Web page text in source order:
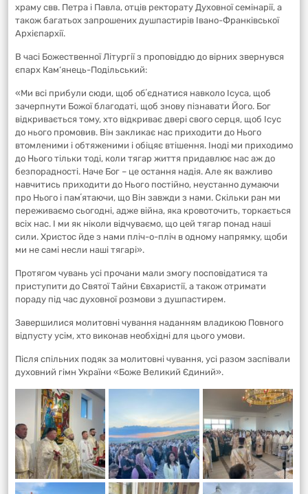
храму свв. Петра і Павла, отців ректорату Духовної семінарії, а
також багатьох запрошених душпастирів Івано-Франківської
Архієпархії.
В часі Божественної Літургії з проповіддю до вірних звернувся
єпарх Кам‘янець-Подільський:
«Ми всі прибули сюди, щоб обʼєднатися навколо Ісуса, щоб
зачерпнути Божої благодаті, щоб знову пізнавати Його. Бог
відкривається тому, хто відкриває двері свого серця, щоб Ісус
до нього промовив. Він закликає нас приходити до Нього
втомленими і обтяженими і обіцяє втішення. Іноді ми приходимо
до Нього тільки тоді, коли тягар життя придавлює нас аж до
безпорадності. Наче Бог – це остання надія. Але як важливо
навчитись приходити до Нього постійно, неустанно думаючи
про Нього і памʼятаючи, що Він завжди з нами. Скільки ран ми
переживаємо сьогодні, адже війна, яка кровоточить, торкається
всіх нас. І ми як ніколи відчуваємо, що цей тягар понад наші
сили. Христос йде з нами пліч-о-пліч в одному напрямку, щоби
ми не самі несли наші тягарі».
Протягом чувань усі прочани мали змогу посповідатися та
приступити до Святої Тайни Євхаристії, а також отримати
пораду під час духовної розмови з душпастирем.
Завершилися молитовні чування наданням владикою Повного
відпусту усім, хто виконав необхідні для цього умови.
Після спільних подяк за молитовні чування, усі разом заспівали
духовний гімн України «Боже Великий Єдиний».